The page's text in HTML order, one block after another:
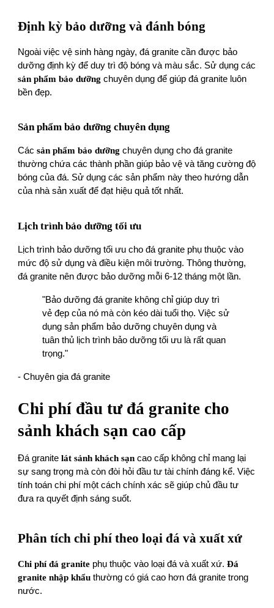
Định kỳ bảo dưỡng và đánh bóng
Ngoài việc vệ sinh hàng ngày, đá granite cần được bảo
dưỡng định kỳ để duy trì độ bóng và màu sắc. Sử dụng các
sản phẩm bảo dưỡng chuyên dụng để giúp đá granite luôn
bền đẹp.
Sản phẩm bảo dưỡng chuyên dụng
Cácsản phẩm bảo dưỡng chuyên dụng cho đá granite
thường chứa các thành phần giúp bảo vệ và tăng cường độ
bóng của đá. Sử dụng các sản phẩm này theo hướng dẫn
của nhà sản xuất để đạt hiệu quả tốt nhất.
Lịch trình bảo dưỡng tối ưu
Lịch trình bảo dưỡng tối ưu cho đá granite phụ thuộc vào
mức độ sử dụng và điều kiện môi trường. Thông thường,
đá granite nên được bảo dưỡng mỗi 6-12 tháng một lần.
"Bảo dưỡng đá granite không chỉ giúp duy trì
vẻ đẹp của nó mà còn kéo dài tuổi thọ. Việc sử
dụng sản phẩm bảo dưỡng chuyên dụng và
tuân thủ lịch trình bảo dưỡng tối ưu là rất quan
trọng."
- Chuyên gia đá granite
Chi phí đầu tư đá granite cho
sảnh khách sạn cao cấp
Đá granitelát sảnh khách sạn cao cấp không chỉ mang lại
sự sang trọng mà còn đòi hỏi đầu tư tài chính đáng kể. Việc
tính toán chi phí một cách chính xác sẽ giúp chủ đầu tư
đưa ra quyết định sáng suốt.
Phân tích chi phí theo loại đá và xuất xứ
Chi phí đá granite phụ thuộc vào loại đá và xuất xứ.Đá
granite nhập khẩu thường có giá cao hơn đá granite trong
nước.